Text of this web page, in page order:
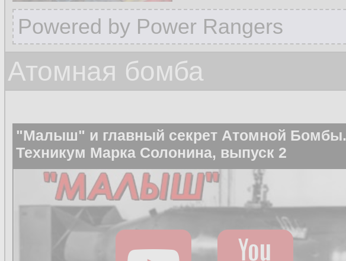
Powered by Power Rangers
Атомная бомба
"Малыш" и главный секрет Атомной Бомбы.
Техникум Марка Солонина, выпуск 2